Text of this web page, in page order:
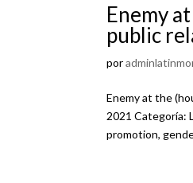
Enemy
public
por
Enemy at the
2021 Categoría:
promotion,